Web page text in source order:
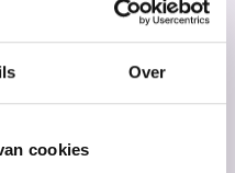
Over
cookies